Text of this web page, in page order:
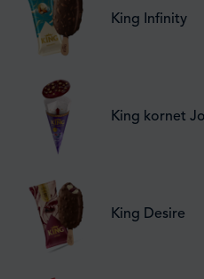
King Infinity
King kornet
King Desire